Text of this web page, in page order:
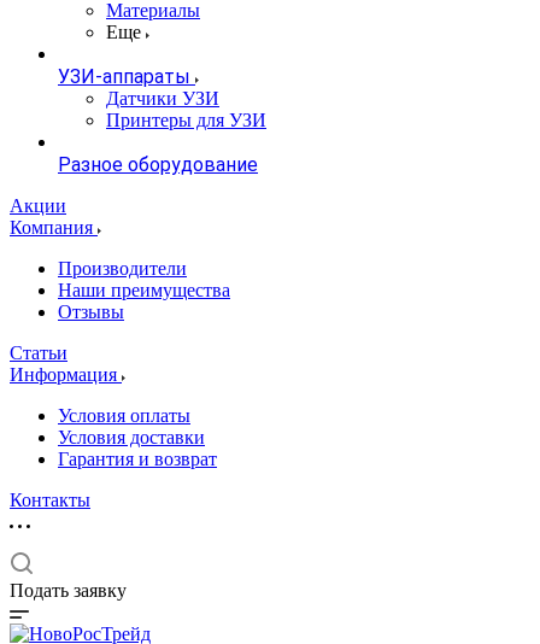
Материалы
Еще
УЗИ-аппараты
Датчики УЗИ
Принтеры для УЗИ
Разное оборудование
Акции
Компания
Производители
Наши преимущества
Отзывы
Статьи
Информация
Условия оплаты
Условия доставки
Гарантия и возврат
Контакты
Подать заявку